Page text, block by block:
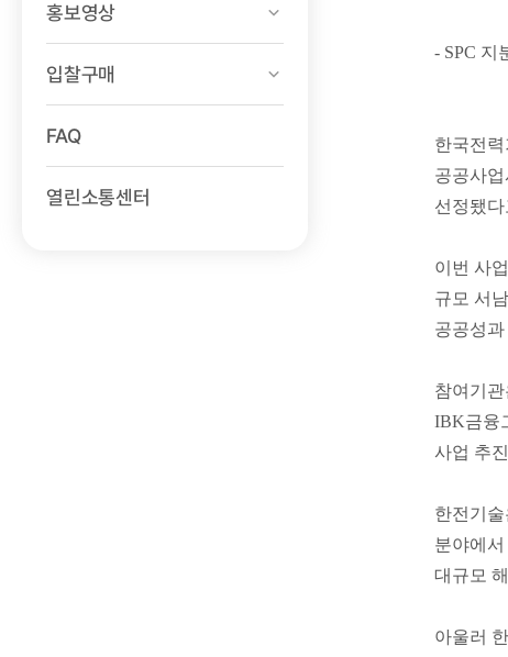
홍보영상
입찰구매
FAQ
열린소통센터
- SPC 지
한국전
공공사
선정됐
이번 사
규모 서
공공성
참여기
IBK금융
사업 추
한전기
분야에
대규모
아울러